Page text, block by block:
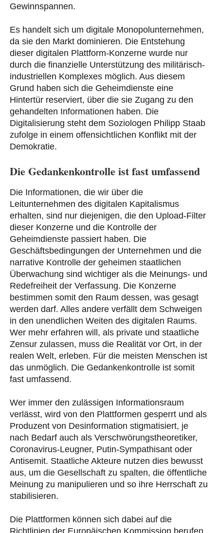
Gewinnspannen.
Es handelt sich um digitale Monopolunternehmen,
da sie den Markt dominieren. Die Entstehung
dieser digitalen Plattform-Konzerne wurde nur
durch die finanzielle Unterstützung des militärisch-
industriellen Komplexes möglich. Aus diesem
Grund haben sich die Geheimdienste eine
Hintertür reserviert, über die sie Zugang zu den
gehandelten Informationen haben. Die
Digitalisierung steht dem Soziologen Philipp Staab
zufolge in einem offensichtlichen Konflikt mit der
Demokratie.
Die Gedankenkontrolle ist fast umfassend
Die Informationen, die wir über die
Leitunternehmen des digitalen Kapitalismus
erhalten, sind nur diejenigen, die den Upload-Filter
dieser Konzerne und die Kontrolle der
Geheimdienste passiert haben. Die
Geschäftsbedingungen der Unternehmen und die
narrative Kontrolle der geheimen staatlichen
Überwachung sind wichtiger als die Meinungs- und
Redefreiheit der Verfassung. Die Konzerne
bestimmen somit den Raum dessen, was gesagt
werden darf. Alles andere verfällt dem Schweigen
in den unendlichen Weiten des digitalen Raums.
Wer mehr erfahren will, als private und staatliche
Zensur zulassen, muss die Realität vor Ort, in der
realen Welt, erleben. Für die meisten Menschen ist
das unmöglich. Die Gedankenkontrolle ist somit
fast umfassend.
Wer immer den zulässigen Informationsraum
verlässt, wird von den Plattformen gesperrt und als
Produzent von Desinformation stigmatisiert, je
nach Bedarf auch als Verschwörungstheoretiker,
Coronavirus-Leugner, Putin-Sympathisant oder
Antisemit. Staatliche Akteure nutzen dies bewusst
aus, um die Gesellschaft zu spalten, die öffentliche
Meinung zu manipulieren und so ihre Herrschaft zu
stabilisieren.
Die Plattformen können sich dabei auf die